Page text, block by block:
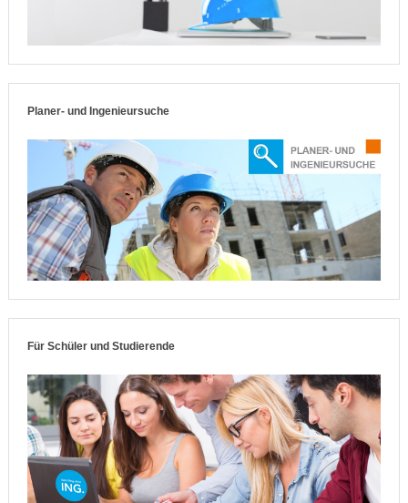
Planer- und Ingenieursuche
Für Schüler und Studierende